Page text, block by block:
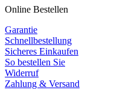
Online Bestellen
Garantie
Schnellbestellung
Sicheres Einkaufen
So bestellen Sie
Widerruf
Zahlung & Versand